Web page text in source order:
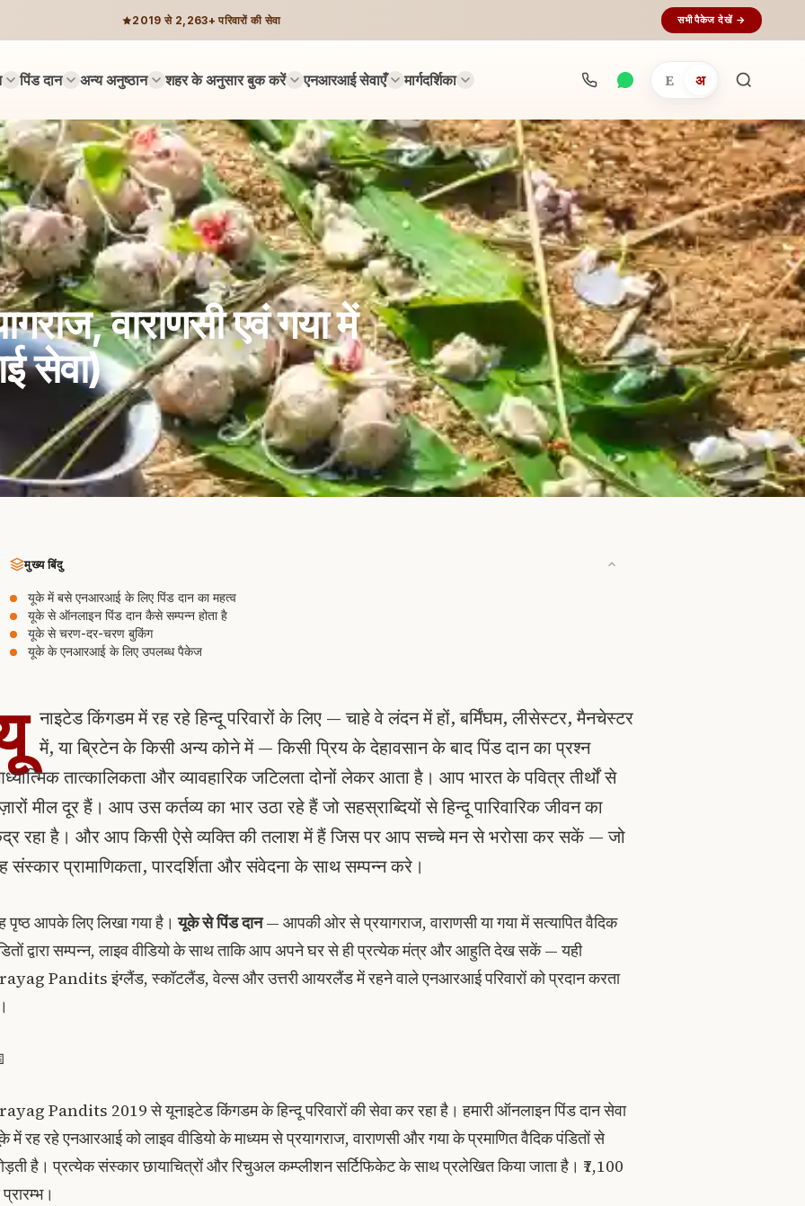
2019 से 2,263+ परिवारों की सेवा सभी पैकेज देखें →
पिंड दान अन्य अनुष्ठान शहर के अनुसार बुक करें एनआरआई सेवाएँ मार्गदर्शिका E अ
अनुष्ठान
खोजें...
वाराणसी एवं गया में
सेवा)
मुख्य बिंदु
यूके में बसे एनआरआई के लिए पिंड दान का महत्व
यूके से ऑनलाइन पिंड दान कैसे सम्पन्न होता है
यूके से चरण-दर-चरण बुकिंग
यूके के एनआरआई के लिए उपलब्ध पैकेज
नाइटेड किंगडम में रह रहे हिन्दू परिवारों के लिए — चाहे वे लंदन में हों, बर्मिंघम, लीसेस्टर, मैनचेस्टर
में, या ब्रिटेन के किसी अन्य कोने में — किसी प्रिय के देहावसान के बाद पिंड दान का प्रश्न
तात्कालिकता और व्यावहारिक जटिलता दोनों लेकर आता है। आप भारत के पवित्र तीर्थों से
मील दूर हैं। आप उस कर्तव्य का भार उठा रहे हैं जो सहस्राब्दियों से हिन्दू पारिवारिक जीवन का
रहा है। और आप किसी ऐसे व्यक्ति की तलाश में हैं जिस पर आप सच्चे मन से भरोसा कर सकें — जो
संस्कार प्रामाणिकता, पारदर्शिता और संवेदना के साथ सम्पन्न करे।
पृष्ठ आपके लिए लिखा गया है।यूके से पिंड दान— आपकी ओर से प्रयागराज, वाराणसी या गया में सत्यापित वैदिक
द्वारा सम्पन्न, लाइव वीडियो के साथ ताकि आप अपने घर से ही प्रत्येक मंत्र और आहुति देख सकें — यही
Pandits इंग्लैंड, स्कॉटलैंड, वेल्स और उत्तरी आयरलैंड में रहने वाले एनआरआई परिवारों को प्रदान करता
Pandits 2019 से यूनाइटेड किंगडम के हिन्दू परिवारों की सेवा कर रहा है। हमारी ऑनलाइन पिंड दान सेवा
में रह रहे एनआरआई को लाइव वीडियो के माध्यम से प्रयागराज, वाराणसी और गया के प्रमाणित वैदिक पंडितों से
है। प्रत्येक संस्कार छायाचित्रों और रिचुअल कम्प्लीशन सर्टिफिकेट के साथ प्रलेखित किया जाता है। ₹7,100